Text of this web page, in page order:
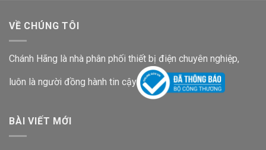
VỀ CHÚNG TÔI
Chánh Hãng là nhà phân phối thiết bị điện chuyên nghiệp,
luôn là người đồng hành tin cậy
BÀI VIẾT MỚI